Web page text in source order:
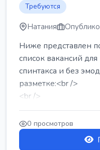
Требуются
Натания
Ниже представлен
список вакансий
спинтакса и без
разметке:<br />
<br />
Работа в Нетании
требу...
0 просмотров